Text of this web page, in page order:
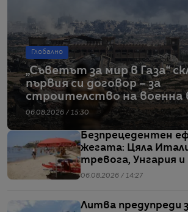
Глобално
„Съветът за мир в Газа“
първия си договор – за
строителство на военна
06.08.2026 / 15:30
Безпрецедентен
жегата: Цяла
тревога, Унгария и
пестят
06.08.2026 / 14:27
Литва предупреди